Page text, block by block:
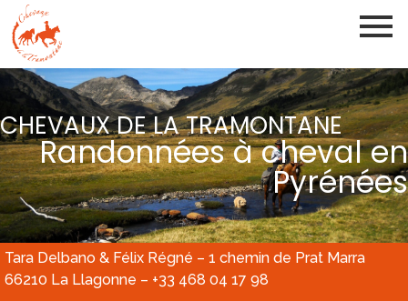
CHEVAUX DE LA TRAMONTANE
Randonnées à cheval en
Pyrénées
Tara Delbano & Félix Régné – 1 chemin de Prat Marra
66210 La Llagonne – +33 468 04 17 98